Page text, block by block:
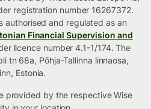
registration number 16267372.
authorised and regulated as an
Financial Supervision and
licence number 4.1-1/174. The
tn 68a, Põhja-Tallinna linnaosa,
Estonia.
provided by the respective Wise